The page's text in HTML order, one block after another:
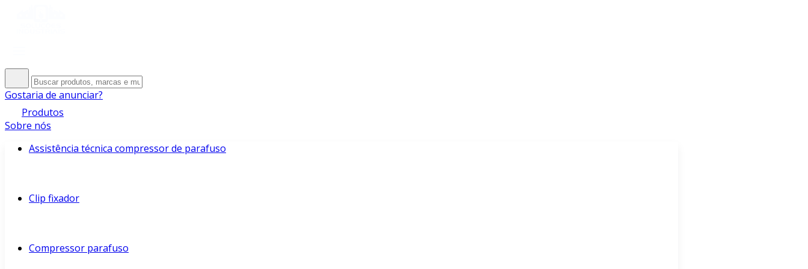
Gostaria de anunciar?
Produtos
Sobre nós
Assistência técnica compressor de parafuso
Clip fixador
Compressor parafuso